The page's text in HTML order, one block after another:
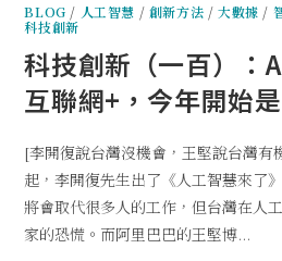
BLOG / 人工智慧 / 創新方法 /大數據 /
科技創新
科技創新（一百）：
互聯網+，今年開始是
[李開復說台灣沒機會，王堅說台灣有
起，李開復先生出了《人工智慧來了
將會取代很多人的工作，但台灣在人
家的恐慌。而阿里巴巴的王堅博...